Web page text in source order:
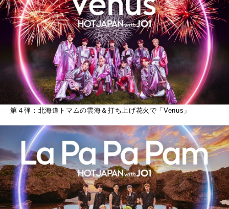
第４弾：北海道トマムの雲海＆打ち上げ花火で「Venus」